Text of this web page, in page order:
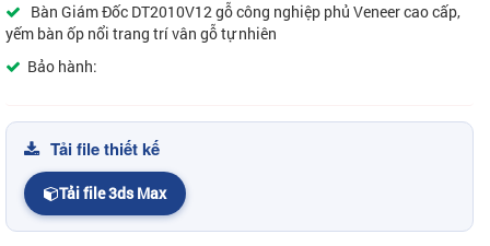
Bàn Giám Đốc DT2010V12 gỗ công nghiệp phủ Veneer cao cấp,
yếm bàn ốp nổi trang trí vân gỗ tự nhiên
Bảo hành:
Tải file thiết kế
Tải file 3ds Max